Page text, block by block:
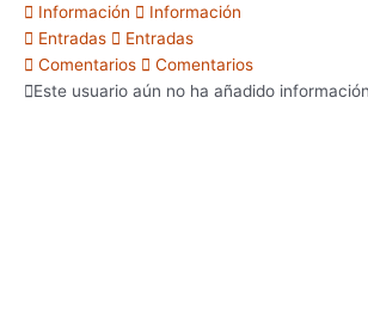
Información
Información
Entradas
Entradas
Comentarios
Comentarios
Este usuario aún no ha añadido